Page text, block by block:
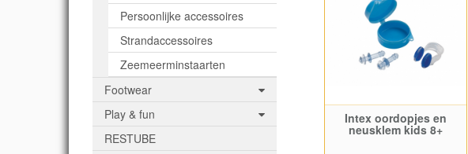
Persoonlijke accessoires
Strandaccessoires
Zeemeerminstaarten
Footwear
Play & fun
RESTUBE
Intex oordopjes en
neusklem kids 8+